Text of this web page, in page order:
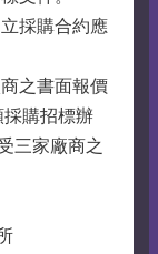
採購合約應
之書面報價
購招標辦
三家廠商之